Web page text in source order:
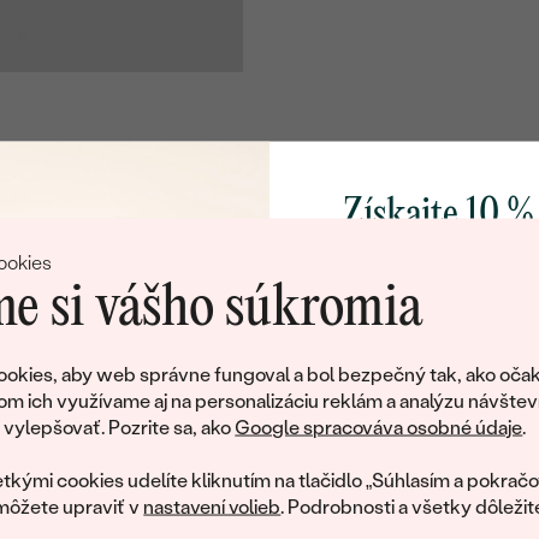
si vášho súkromia
aby web správne fungoval a bol bezpečný tak, ako
ich využívame aj na personalizáciu reklám a analýzu
Pozrite sa, ako Google spracováva osobné údaje.
cookies udelíte kliknutím na tlačidlo „Súhlasím a
upraviť v nastavení volieb. Podrobnosti a všetky
ale tento šperk si už svojích majiteľov
množstvo podobných produktov. Pokiaľ chcete byť
šperku, nechajte nám svoj e-mail.
Získajte 10
poctivo vyrábaných
Ako darček na
obratom pošleme